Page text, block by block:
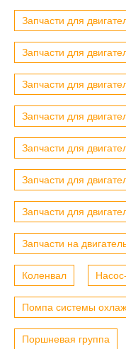
Запчасти для
Запчасти для
Запчасти для
Запчасти для
Запчасти для
Запчасти для
Запчасти для
Запчасти на
Коленвал
Помпа системы
Поршневая группа